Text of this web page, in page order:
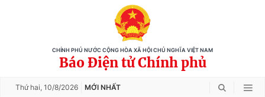
CHÍNH PHỦ NƯỚC CỘNG HÒA XÃ HỘI CHỦ NGHĨA VIỆT NAM
Báo Điện tử Chính phủ
Thứ hai, 10/8/2026 MỚI NHẤT